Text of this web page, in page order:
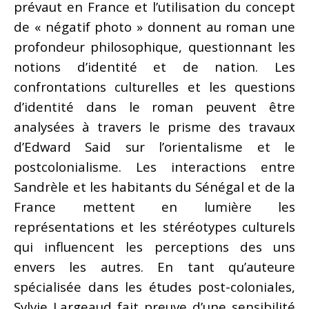
prévaut en France et l’utilisation du concept
de « négatif photo » donnent au roman une
profondeur philosophique, questionnant les
notions d’identité et de nation. Les
confrontations culturelles et les questions
d’identité dans le roman peuvent être
analysées à travers le prisme des travaux
d’Edward Said sur l’orientalisme et le
postcolonialisme. Les interactions entre
Sandrèle et les habitants du Sénégal et de la
France mettent en lumière les
représentations et les stéréotypes culturels
qui influencent les perceptions des uns
envers les autres. En tant qu’auteure
spécialisée dans les études post-coloniales,